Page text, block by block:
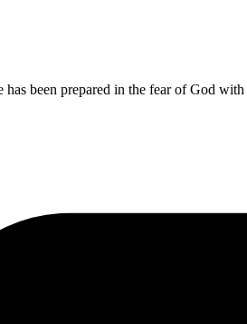
been prepared in the fear of God